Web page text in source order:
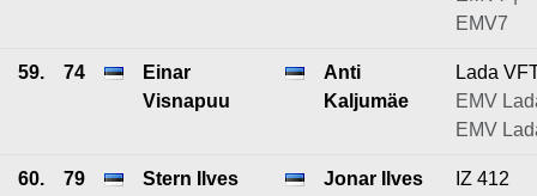
EMV7
59. 74
Einar
Visnapuu
Anti
Kaljumäe
Lada
EMV
EMV
60. 79 Stern Ilves Jonar Ilves
IZ 412